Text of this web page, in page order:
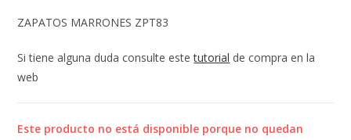
ZAPATOS MARRONES ZPT83
Si tiene alguna duda consulte estetutorial de compra en la
web
Este producto no está disponible porque no quedan